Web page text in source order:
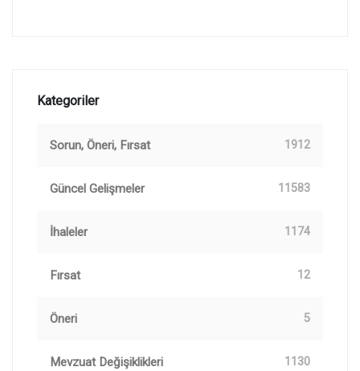
Kategoriler
Sorun, Öneri, Fırsat 1912
Güncel Gelişmeler 11583
İhaleler 1174
Fırsat 12
Öneri 5
Mevzuat Değişiklikleri 1130